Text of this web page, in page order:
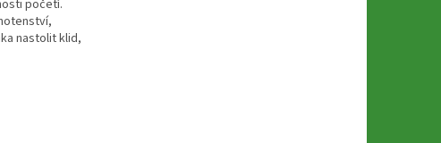
početí.
nastolit klid,